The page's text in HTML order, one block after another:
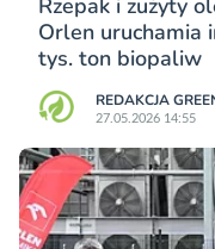
Rzepak i zużyty
Orlen uruchamia
tys. ton biopaliw
REDAKCJA
27.05.2026 14:55